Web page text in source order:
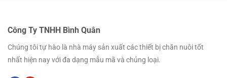
Công Ty TNHH Bình Quân
Chúng tôi tự hào là nhà máy sản xuất các thiết bị chăn nuôi tốt
nhất hiện nay với đa dạng mẫu mã và chủng loại.